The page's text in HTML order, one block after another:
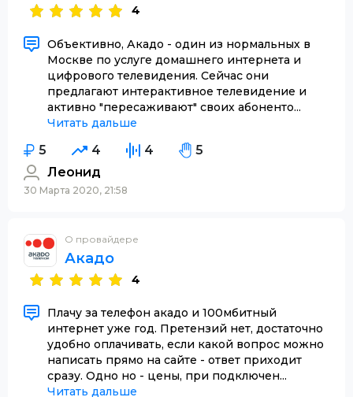
4
Объективно, Акадо - один из нормальных в
Москве по услуге домашнего интернета и
цифрового телевидения. Сейчас они
предлагают интерактивное телевидение и
активно "пересаживают" своих абоненто...
Читать дальше
5 4 4
5
Леонид
30 Марта 2020, 21:58
О провайдере
Акадо
4
Плачу за телефон акадо и 100мбитный
интернет уже год. Претензий нет, достаточно
удобно оплачивать, если какой вопрос можно
написать прямо на сайте - ответ приходит
сразу. Одно но - цены, при подключен...
Читать дальше